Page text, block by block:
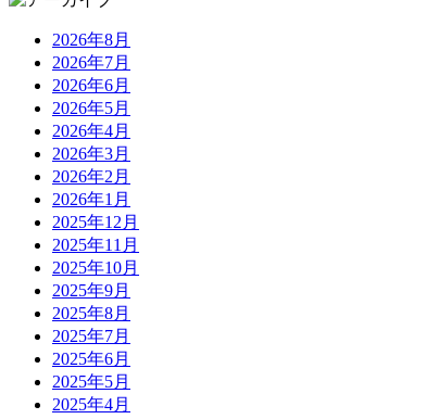
2026年8月
2026年7月
2026年6月
2026年5月
2026年4月
2026年3月
2026年2月
2026年1月
2025年12月
2025年11月
2025年10月
2025年9月
2025年8月
2025年7月
2025年6月
2025年5月
2025年4月